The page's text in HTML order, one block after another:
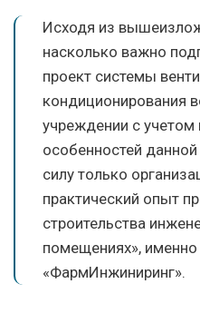
Исходя из
насколько важно
проект системы
кондиционирования
учреждении с учетом
особенностей
силу только
практический опыт
строительства
помещениях», именно
«ФармИнжиниринг».